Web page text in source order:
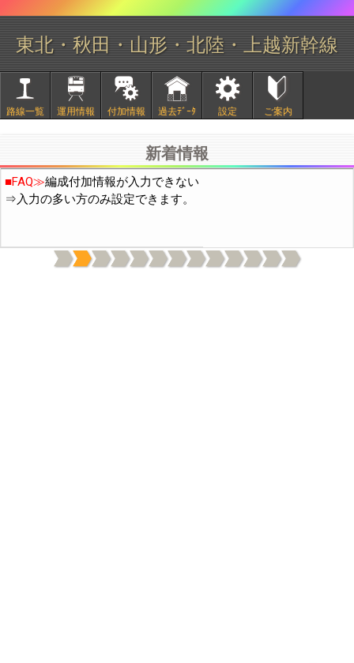
東北・秋田・山形・北陸・上越新幹線
路線一覧 運用情報 付加情報 過去ﾃﾞｰﾀ 設定 ご案内
新着情報
2/20頃より中国IPから通常の10倍程度のアクセスがありサイト
が不安定になっておりました。穴埋め作業の結果、現在は通常の
■FAQ≫編成付加情報が入力できない
⇒入力の多い方のみ設定できます。
上記機能は付加情報の表示(日付下の電球と歯車のｱｲｺﾝ)をONに